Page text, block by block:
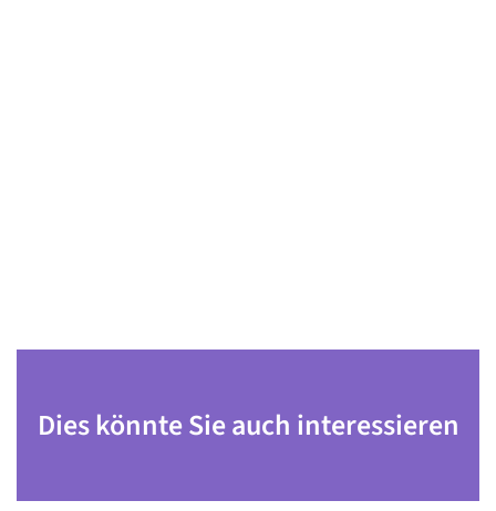
Dies könnte Sie auch interessieren